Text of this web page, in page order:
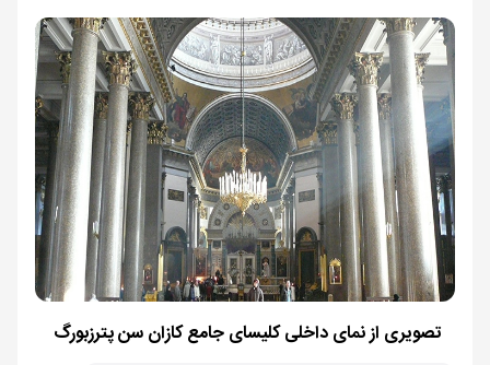
تصویری از نمای داخلی کلیسای جامع کازان سن پترزبورگ